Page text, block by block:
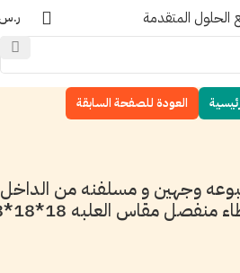
العودة للصفحة السابقة
وجهين و مسلفنه من الداخل
مع قاعده